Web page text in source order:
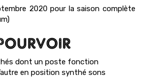
2020 pour la saison complète
dont un poste fonction
en position synthé sons